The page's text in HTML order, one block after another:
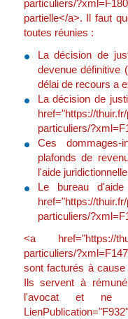
particuliers/
partielle</a>. Il faut
toutes réunies :
La décision de
devenue définitive
délai de recours a
La décision de
href="https://
particuliers/
Ces
plafonds de
l'aide juridictionnelle
Le bureau
href="https://
particuliers/
<a href="https://
particuliers/
sont facturés à
Ils servent à
l'avocat et ne